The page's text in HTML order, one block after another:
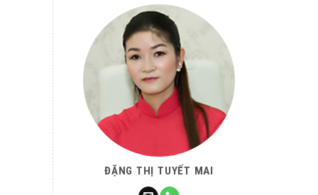
ĐẶNG THỊ TUYẾT MAI